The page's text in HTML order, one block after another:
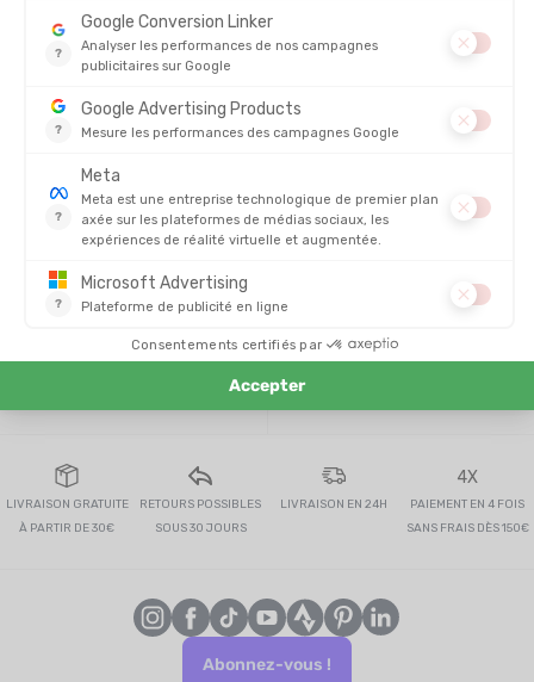
ZEROD
CHAUSSONS NEOPRENE
TRIFONCTION PRO SET-IN HOMME
TROUVER UN MAGASIN CONTACTEZ-NOUS
LIVRAISON GRATUITE
À PARTIR DE 30€
RETOURS POSSIBLES
SOUS 30 JOURS
LIVRAISON EN 24H
4X
PAIEMENT EN 4 FOIS
SANS FRAIS DÈS 150€
Abonnez-vous !